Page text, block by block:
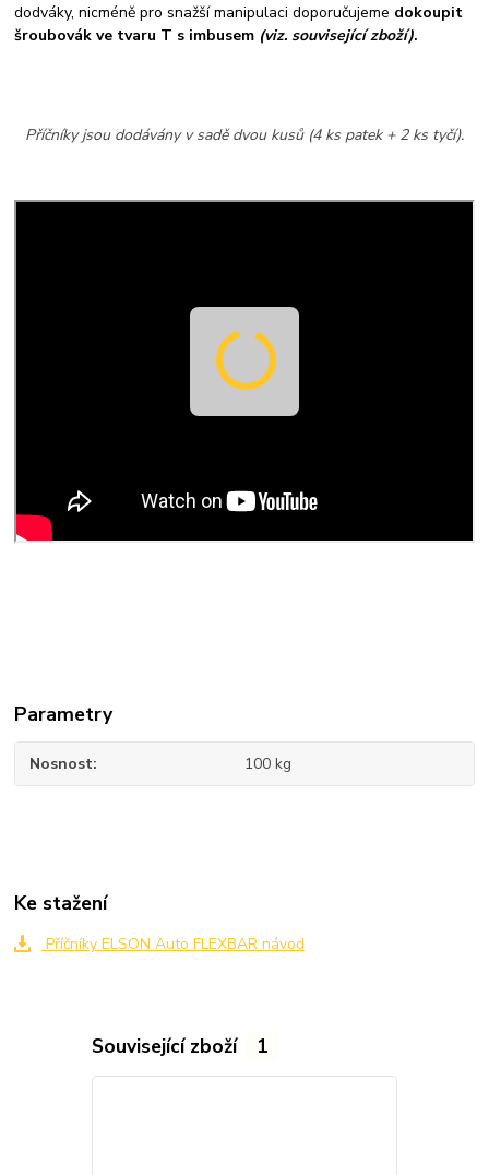
dodváky, nicméně pro snažší manipulaci doporučujeme dokoupit
šroubovák ve tvaru T s imbusem (viz. související zboží).
Příčníky jsou dodávány v sadě dvou kusů (4 ks patek + 2 ks tyčí).
Parametry
Nosnost 100 kg
Ke stažení
Příčníky ELSON Auto FLEXBAR návod
Související zboží 1